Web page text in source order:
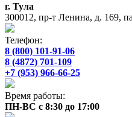
г. Тула
300012, пр-т Ленина, д. 169,
Телефон:
8 (800) 101-91-06
8 (4872) 701-109
+7 (953) 966-66-25
Время работы:
ПН-ВС с 8:30 до 17:00